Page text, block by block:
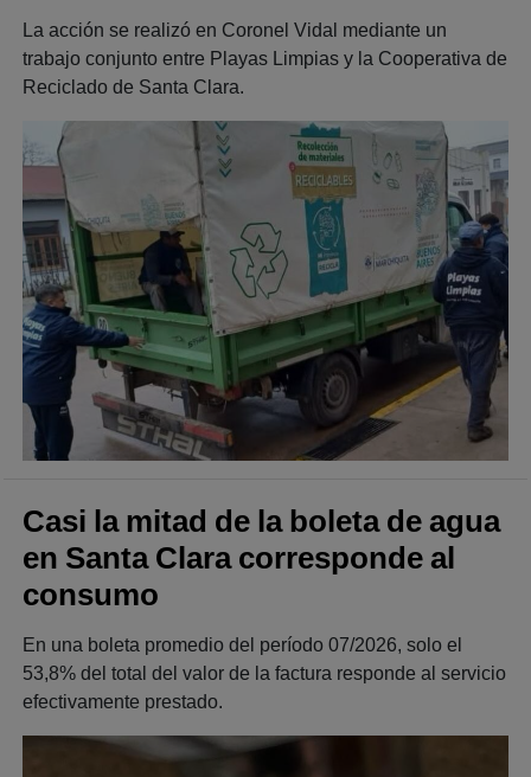
La acción se realizó en Coronel Vidal mediante un
trabajo conjunto entre Playas Limpias y la Cooperativa de
Reciclado de Santa Clara.
Casi la mitad de la boleta de agua
en Santa Clara corresponde al
consumo
En una boleta promedio del período 07/2026, solo el
53,8% del total del valor de la factura responde al servicio
efectivamente prestado.